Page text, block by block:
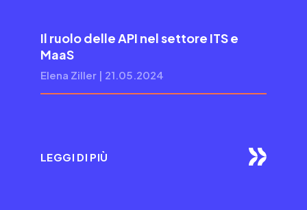
Il ruolo delle API nel settore ITS e
MaaS
Elena Ziller | 21.05.2024
LEGGI DI PIÙ